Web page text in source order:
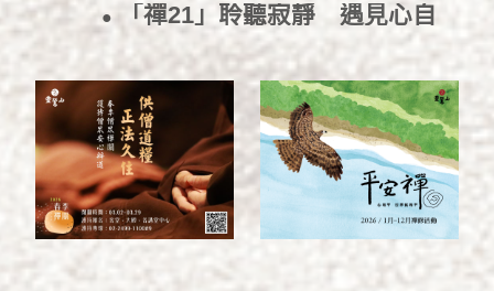
●
「禪21」聆聽寂靜 遇見心自
己
2016/2/23